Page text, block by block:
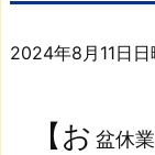
期
【お
2024年8月11日
【お 盆休